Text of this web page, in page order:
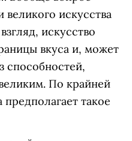
искусства
искусство
вкуса и, может
способностей,
По крайней
такое